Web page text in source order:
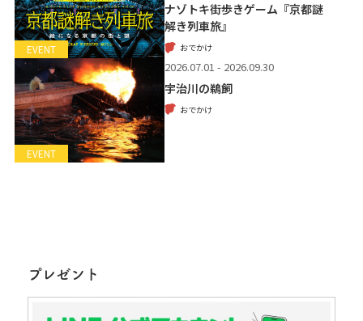
EVENT
ナゾトキ街歩きゲーム『京都謎
解き列車旅』
おでかけ
EVENT
2026.07.01 - 2026.09.30
宇治川の鵜飼
おでかけ
プレゼント